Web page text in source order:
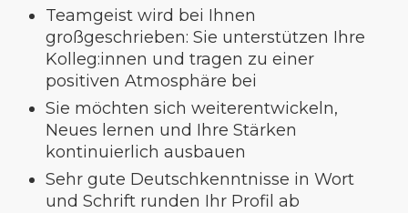
Teamgeist wird bei Ihnen
großgeschrieben: Sie unterstützen Ihre
Kolleg:innen und tragen zu einer
positiven Atmosphäre bei
Sie möchten sich weiterentwickeln,
Neues lernen und Ihre Stärken
kontinuierlich ausbauen
Sehr gute Deutschkenntnisse in Wort
und Schrift runden Ihr Profil ab